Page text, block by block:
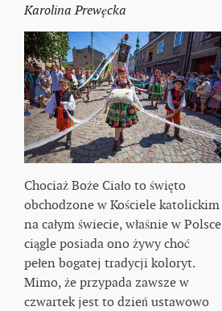
Karolina Prewęcka
Chociaż Boże Ciało to święto
obchodzone w Kościele katolickim
na całym świecie, właśnie w Polsce
ciągle posiada ono żywy choć
pełen bogatej tradycji koloryt.
Mimo, że przypada zawsze w
czwartek jest to dzień ustawowo